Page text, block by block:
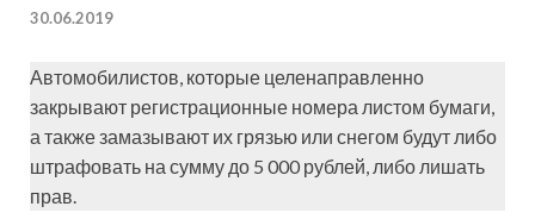
30.06.2019
Автомобилистов, которые целенаправленно
закрывают регистрационные номера листом бумаги,
а также замазывают их грязью или снегом будут либо
штрафовать на сумму до 5 000 рублей, либо лишать
прав.